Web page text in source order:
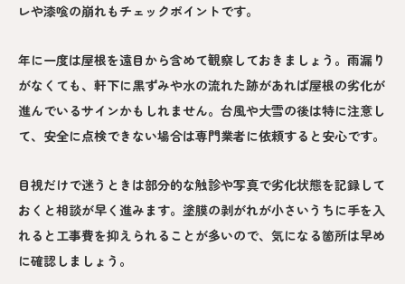
レや漆喰の崩れもチェックポイントです。
年に一度は屋根を遠目から含めて観察しておきましょう。雨漏り
がなくても、軒下に黒ずみや水の流れた跡があれば屋根の劣化が
進んでいるサインかもしれません。台風や大雪の後は特に注意し
て、安全に点検できない場合は専門業者に依頼すると安心です。
目視だけで迷うときは部分的な触診や写真で劣化状態を記録して
おくと相談が早く進みます。塗膜の剥がれが小さいうちに手を入
れると工事費を抑えられることが多いので、気になる箇所は早め
に確認しましょう。